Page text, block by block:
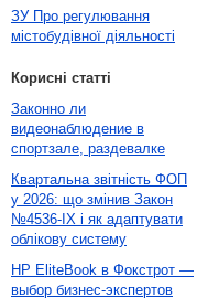
ЗУ Про регулювання
містобудівної діяльності
Корисні статті
Законно ли
видеонаблюдение в
спортзале, раздевалке
Квартальна звітність ФОП
у 2026: що змінив Закон
№4536-IX і як адаптувати
облікову систему
HP EliteBook в Фокстрот —
выбор бизнес-экспертов